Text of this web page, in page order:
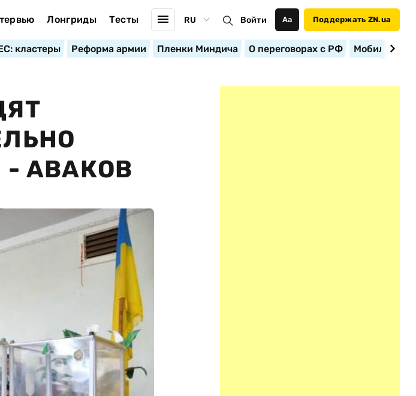
Лонгриды Тесты RU Войти Аа Поддержать ZN.ua
кластеры Реформа армии Пленки Миндича О переговорах с РФ
АВАКОВ